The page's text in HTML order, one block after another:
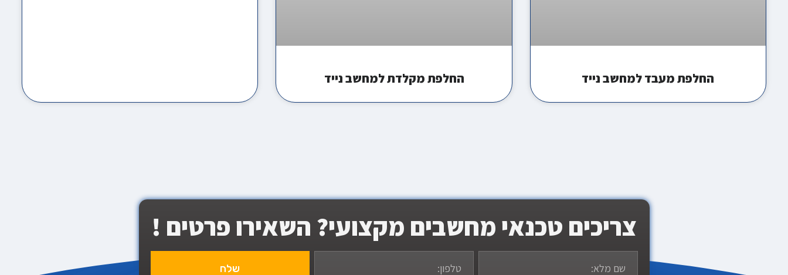
החלפת מעבד למחשב נייד החלפת מקלדת למחשב נייד
צריכים טכנאי מחשבים מקצועי? השאירו פרטים !
שלח